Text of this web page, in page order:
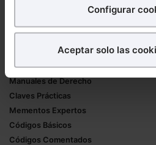
¿Qué puedes hacer?
experiencia en la web sea
Puedes
También puedes
seleccionar solo aquellas que
Configurar
Aceptar solo las
Productos
Formularios Jurídicos
Manuales de Derecho
Claves Prácticas
Mementos Expertos
Códigos Básicos
Códigos Comentados